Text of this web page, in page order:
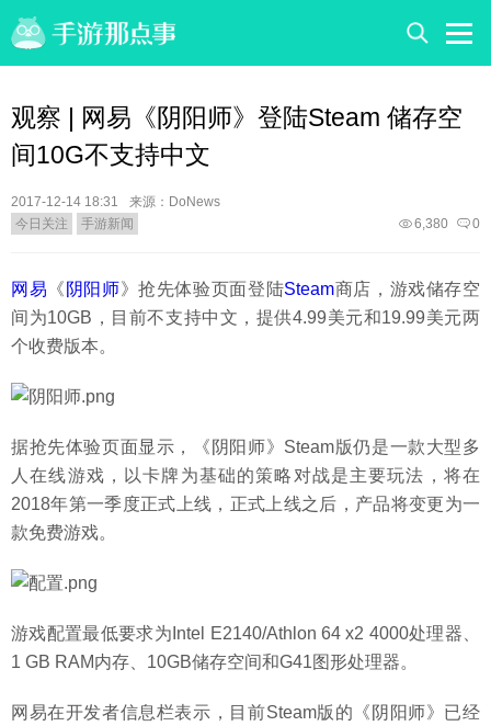
观察 | 网易《阴阳师》登陆Steam 储存空
间10G不支持中文
2017-12-14 18:31
来源：DoNews
今日关注
手游新闻 0
6,380
网易 《 阴阳师》抢先体验页面登陆Steam商店，游戏储存空
间为10GB，目前不支持中文，提供4.99美元和19.99美元两
个收费版本。
据抢先体验页面显示，《阴阳师》Steam版仍是一款大型多
人在线游戏，以卡牌为基础的策略对战是主要玩法，将在
2018年第一季度正式上线，正式上线之后，产品将变更为一
款免费游戏。
游戏配置最低要求为Intel E2140/Athlon 64 x2 4000处理器、
1 GB RAM内存、10GB储存空间和G41图形处理器。
网易在开发者信息栏表示，目前Steam版的《阴阳师》已经